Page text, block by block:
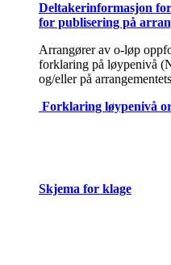
Deltakerinformasjon
for publisering på
Arrangører av o-løp
forklaring på løypenivå
og/eller på
Forklaring løypenivå
Skjema for klage